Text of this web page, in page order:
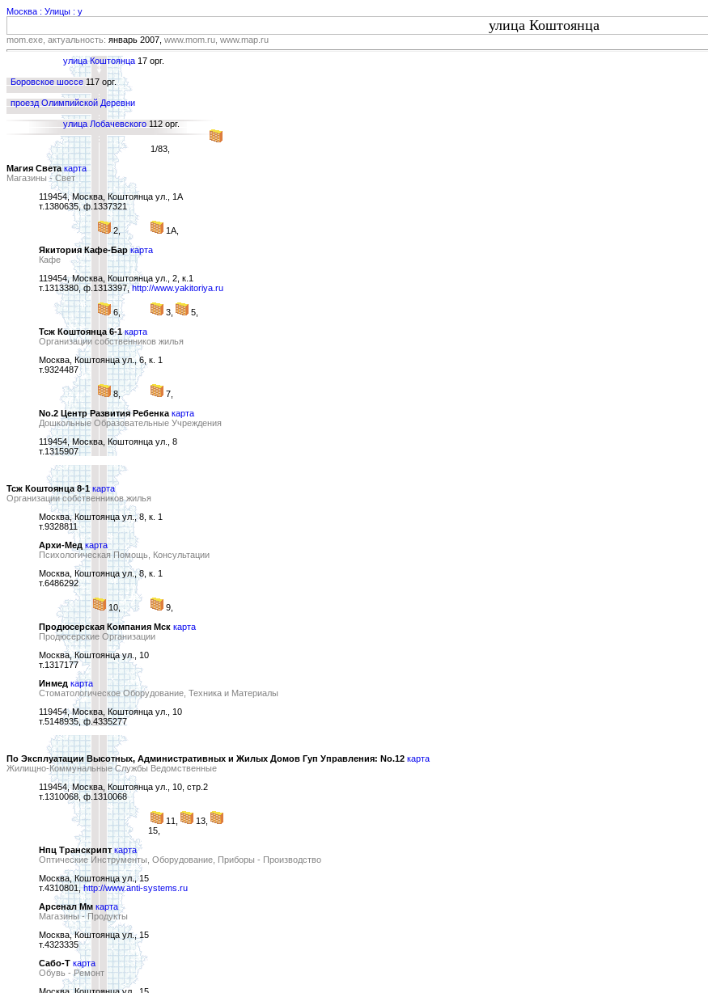
Москва : Улицы : у
улица Коштоянца
mom.exe, актуальность: январь 2007, www.mom.ru, www.map.ru
улица Коштоянца 17 орг.
Боровское шоссе 117 орг.
проезд Олимпийской Деревни
улица Лобачевского 112 орг.
1/83,
Магия Света карта
Магазины - Свет
119454, Москва, Коштоянца ул., 1А
т.1380635, ф.1337321
2,
1А,
Якитория Кафе-Бар карта
Кафе
119454, Москва, Коштоянца ул., 2, к.1
т.1313380, ф.1313397,http://www.yakitoriya.ru
6, 3,
5,
Тсж Коштоянца 6-1 карта
Организации собственников жилья
Москва, Коштоянца ул., 6, к. 1
т.9324487
8,
7,
No.2 Центр Развития Ребенка карта
Дошкольные Образовательные Учреждения
119454, Москва, Коштоянца ул., 8
т.1315907
Тсж Коштоянца 8-1 карта
Организации собственников жилья
Москва, Коштоянца ул., 8, к. 1
т.9328811
Архи-Мед карта
Психологическая Помощь, Консультации
Москва, Коштоянца ул., 8, к. 1
т.6486292
10,
9,
Продюсерская Компания Мск карта
Продюсерские Организации
Москва, Коштоянца ул., 10
т.1317177
Инмед карта
Стоматологическое Оборудование, Техника и Материалы
119454, Москва, Коштоянца ул., 10
т.5148935, ф.4335277
По Эксплуатации Высотных, Административных и Жилых Домов Гуп Управления: No.12 карта
Жилищно-Коммунальные Службы Ведомственные
119454, Москва, Коштоянца ул., 10, стр.2
т.1310068, ф.1310068
11,
13,
15,
Нпц Транскрипт карта
Оптические Инструменты, Оборудование, Приборы - Производство
Москва, Коштоянца ул., 15
т.4310801,http://www.anti-systems.ru
Арсенал Мм карта
Магазины - Продукты
Москва, Коштоянца ул., 15
т.4323335
Сабо-Т карта
Обувь - Ремонт